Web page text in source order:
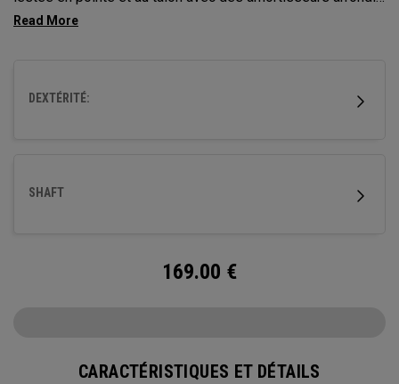
et un hosel crank, ce qui lui donne à ce putter un toe hang
acier et d’un grip pistol. (Les grips surdimensionnés et
DEXTÉRITÉ:
SHAFT
169.00 €
CARACTÉRISTIQUES ET DÉTAILS